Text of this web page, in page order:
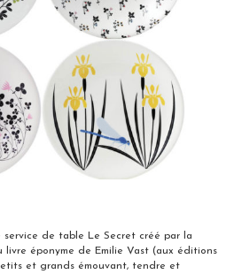
service de table Le Secret créé par la
livre éponyme de Emilie Vast (aux éditions
et grands émouvant, tendre et